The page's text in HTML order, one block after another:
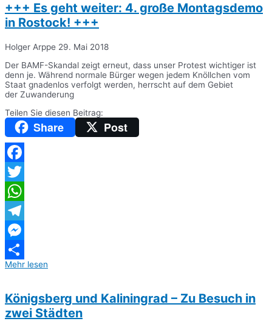
+++ Es geht weiter: 4. große Montagsdemo
in Rostock! +++
Holger Arppe 29. Mai 2018
Der BAMF-Skandal zeigt erneut, dass unser Protest wichtiger ist
denn je. Während normale Bürger wegen jedem Knöllchen vom
Staat gnadenlos verfolgt werden, herrscht auf dem Gebiet
der Zuwanderung
Teilen Sie diesen Beitrag:
Share Post
Facebook
Twitter
WhatsApp
Telegram
Messenger
Teilen
Mehr lesen
Königsberg und Kaliningrad – Zu Besuch in
zwei Städten